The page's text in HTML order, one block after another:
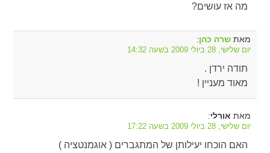
מה אז עושים?
מאתשרה כהן:
יום שלישי, 28 ביולי 2009 בשעה 14:32
תודה ירדן .
מאוד מעניין !
מאת אורלי:
יום שלישי, 28 ביולי 2009 בשעה 17:22
האם הוכחו יעילותן של המתגברים ( אוגמנטציה )